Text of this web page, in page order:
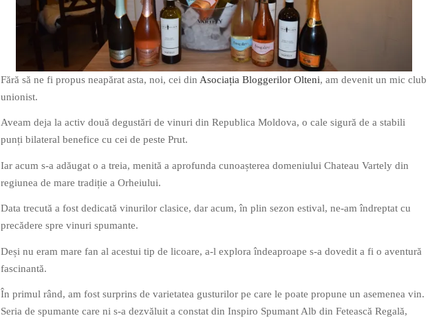
Fără să ne fi propus neapărat asta, noi, cei din Asociația Bloggerilor Olteni, am devenit un mic club
unionist.
Aveam deja la activ două degustări de vinuri din Republica Moldova, o cale sigură de a stabili
punți bilateral benefice cu cei de peste Prut.
Iar acum s-a adăugat o a treia, menită a aprofunda cunoașterea domeniului Chateau Vartely din
regiunea de mare tradiție a Orheiului.
Data trecută a fost dedicată vinurilor clasice, dar acum, în plin sezon estival, ne-am îndreptat cu
precădere spre vinuri spumante.
Deși nu eram mare fan al acestui tip de licoare, a-l explora îndeaproape s-a dovedit a fi o aventură
fascinantă.
În primul rând, am fost surprins de varietatea gusturilor pe care le poate propune un asemenea vin.
Seria de spumante care ni s-a dezvăluit a constat din Inspiro Spumant Alb din Fetească Regală,